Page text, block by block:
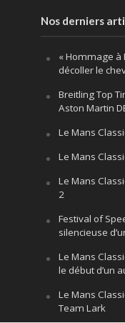
Nos derniers
« Hommage à
décoller le
Breitling Top
Aston Martin
Le Mans
Le Mans
Le Mans
2
Festival of
silencieuse
Le Mans
le début d’un
Le Mans
Team Lark